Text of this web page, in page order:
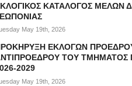
ΚΑΤΑΛΟΓΟΣ ΜΕΛΩΝ
May 19th, 2026
ΕΚΛΟΓΩΝ
ΤΟΥ ΤΜΗΜΑΤΟΣ
2029
May 19th, 2026